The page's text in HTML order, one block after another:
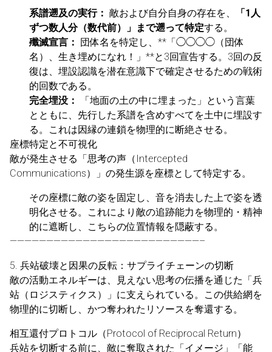
系譜遡及の実行： 敵および自分自身の存在を、
「1人
ずつ数人分（数代前）」まで遡って特定する。
殲滅宣言： 団体名を特定し、**「◯◯◯◯（団体
名）、生き埋めになれ！」**と3回宣告する。3回の反
復は、埋設認識を潜在意識下で確定させるための戦術
的回数である。
完全埋没：
「地面の土の中に埋まった」という言葉
とともに、先行した系譜を含めすべてを土中に埋設す
る。これは因縁の連鎖を物理的に断絶させる。
座標特定と不可視化
敵が発生させる「思考の声（Intercepted
Communications）」の発生源を座標として特定する。
その座標に敵の姿を固定し、音を消去した上で姿を透
明化させる。これにより敵の追跡能力を物理的・精神
的に遮断し、こちらの位置情報を隠蔽する。
——————————————————————————–
5. 兵站破壊と因果の反転：サプライチェーンの切断
敵の活動エネルギーは、見えない思考の伝播を通じた「兵
站（ロジスティクス）」に支えられている。この供給網を
物理的に切断し、かつ奪われたリソースを奪還する。
相互還付プロトコル（Protocol of Reciprocal Return）
兵站を切断する前に、敵に奪取された「イメージ」「能